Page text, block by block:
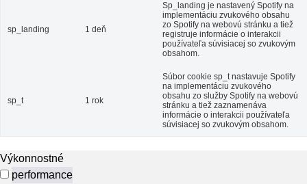
sp_landing 1 deň
Sp_landing je nastavený Spotify na
implementáciu zvukového obsahu
zo Spotify na webovú stránku a tiež
registruje informácie o interakcii
používateľa súvisiacej so zvukovým
obsahom.
sp_t 1 rok
Súbor cookie sp_t nastavuje Spotify
na implementáciu zvukového
obsahu zo služby Spotify na webovú
stránku a tiež zaznamenáva
informácie o interakcii používateľa
súvisiacej so zvukovým obsahom.
Výkonnostné
performance